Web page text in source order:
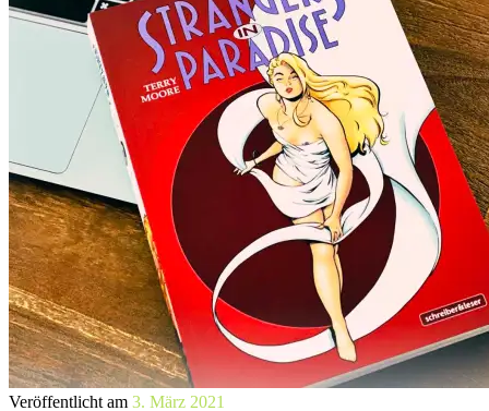
Veröffentlicht am 3. März 2021